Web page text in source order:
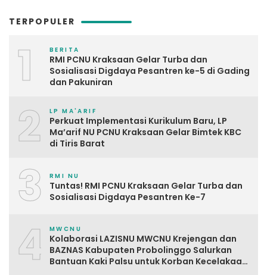
TERPOPULER
1 BERITA
RMI PCNU Kraksaan Gelar Turba dan
Sosialisasi Digdaya Pesantren ke-5 di Gading
dan Pakuniran
2 LP MA'ARIF
Perkuat Implementasi Kurikulum Baru, LP
Ma’arif NU PCNU Kraksaan Gelar Bimtek KBC
di Tiris Barat
3 RMI NU
Tuntas! RMI PCNU Kraksaan Gelar Turba dan
Sosialisasi Digdaya Pesantren Ke-7
4 MWCNU
Kolaborasi LAZISNU MWCNU Krejengan dan
BAZNAS Kabupaten Probolinggo Salurkan
Bantuan Kaki Palsu untuk Korban Kecelakaan